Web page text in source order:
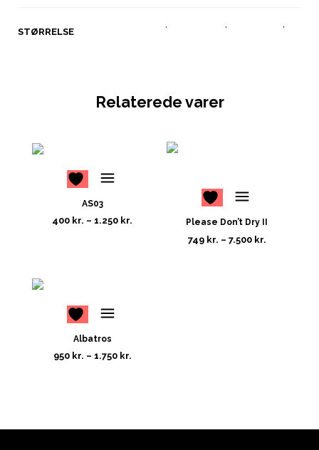
STØRRELSE
, , ,
Relaterede varer
AS03
400 kr. – 1.250 kr. Please Don’t Dry II
749 kr. – 7.500 kr.
Albatros
950 kr. – 1.750 kr.